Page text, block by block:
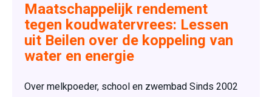
Maatschappelijk rendement
tegen koudwatervrees: Lessen
uit Beilen over de koppeling van
water en energie
Over melkpoeder, school en zwembad Sinds 2002